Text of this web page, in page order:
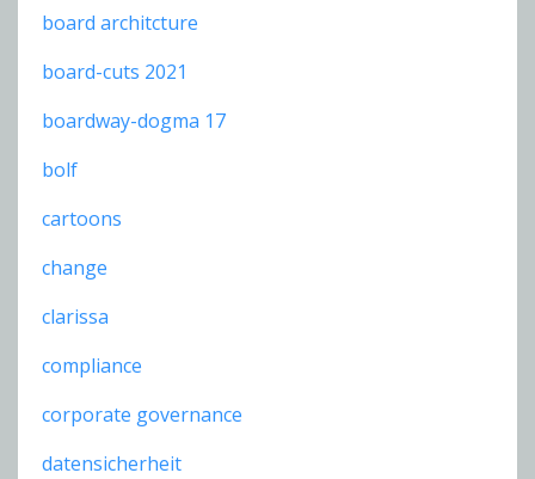
board architcture
board-cuts 2021
boardway-dogma 17
bolf
cartoons
change
clarissa
compliance
corporate governance
datensicherheit